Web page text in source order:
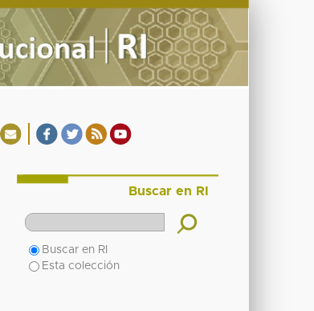
Buscar en RI
Buscar en RI
Esta colección